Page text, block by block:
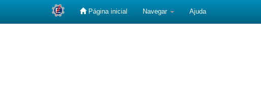
Página inicial Navegar Ajuda